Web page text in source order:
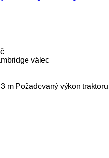
válec
3 m Požadovaný výkon traktoru